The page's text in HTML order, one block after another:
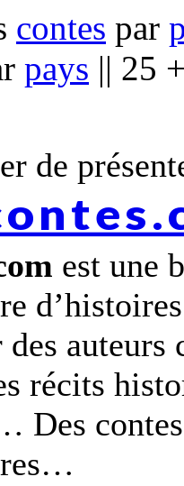
contes par
pays || 25
de
est une
récits
Des